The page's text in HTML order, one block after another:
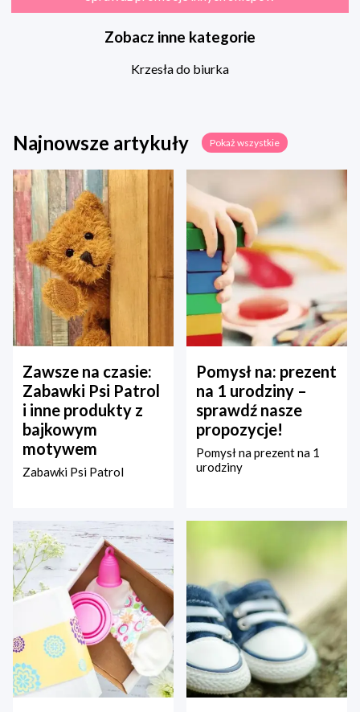
Zobacz inne kategorie
Krzesła do biurka
Najnowsze artykuły Pokaż wszystkie
Zawsze na czasie:
Zabawki Psi Patrol
i inne produkty z
bajkowym
motywem
Zabawki Psi Patrol
Pomysł na: prezent
na 1 urodziny –
sprawdź nasze
propozycje!
Pomysł na prezent na 1
urodziny